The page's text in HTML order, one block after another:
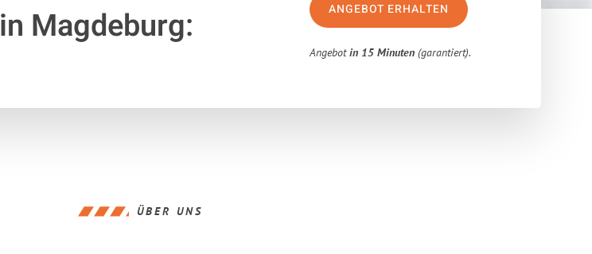
in Magdeburg: ANGEBOT ERHALTEN
Angebotin 15 Minuten (garantiert).
ÜBER UNS